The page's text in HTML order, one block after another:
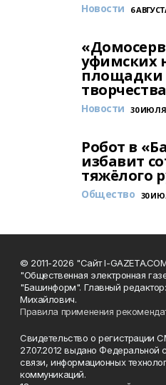
Новости 6
уфимских
площадки
творчества
Новости 30 ИЮЛЯ
Робот в
избавит
тяжёлого
Общество 30
© 2011-2026 "Сайт I-
"Общественная электронная
"Башинформ". Главный
Михайлович.
Правила применения
Свидетельство о
27.07.2012 выдано
связи, информационных
коммуникаций.